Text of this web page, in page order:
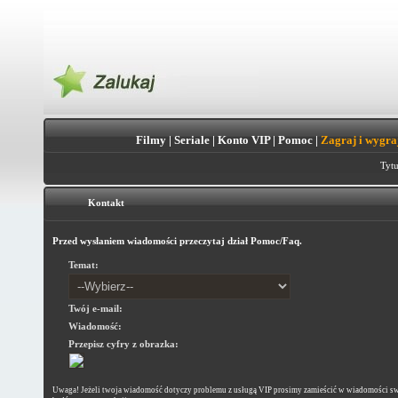
Filmy| Seriale| Konto VIP| Pomoc| Zagraj i
Kontakt
Przed wysłaniem wiadomości przeczytaj dział Pomoc/Faq.
Temat:
Twój e-mail:
Wiadomość:
Przepisz cyfry z obrazka:
Uwaga! Jeżeli twoja wiadomość dotyczy problemu z usługą VIP prosimy zamieścić w wiadomości